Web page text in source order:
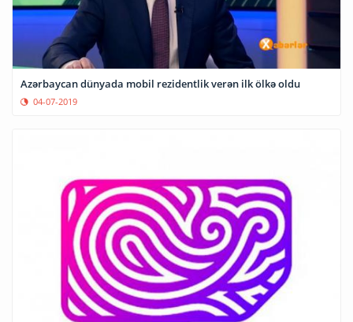
Azərbaycan dünyada mobil rezidentlik verən ilk ölkə oldu
04-07-2019